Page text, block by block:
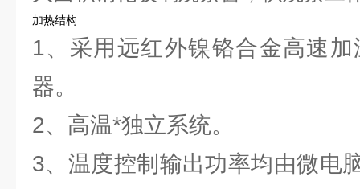
加热结构
1、采用远红外镍铬合金高速
器。
2、高温*独立系统。
3、温度控制输出功率均由微电